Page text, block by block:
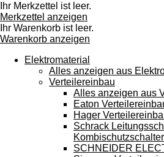
können
Touch-
und
verwenden.
Ihr Merkzettel ist leer.
Merkzettel anzeigen
Ihr Warenkorb ist leer.
Warenkorb anzeigen
Elektromaterial
Alles anzeigen aus
Verteilereinbau
Alles anzeigen aus
Eaton
Hager
Schrack
Kombischutzschalter
SCHNEIDER